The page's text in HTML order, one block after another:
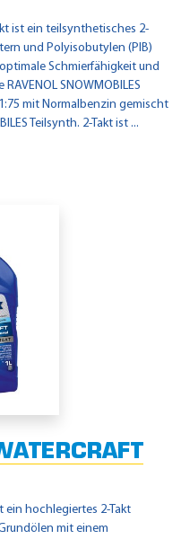
ist ein teilsynthetisches 2-
und Polyisobutylen (PIB)
Schmierfähigkeit und
SNOWMOBILES
mit Normalbenzin gemischt
Teilsynth. 2-Takt ist ...
ein hochlegiertes 2-Takt
mit einem